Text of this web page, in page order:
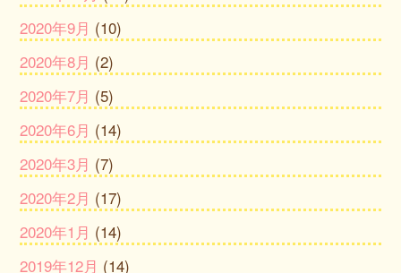
2020年9月 (10)
2020年8月 (2)
2020年7月 (5)
2020年6月 (14)
2020年3月 (7)
2020年2月 (17)
2020年1月 (14)
2019年12月 (14)